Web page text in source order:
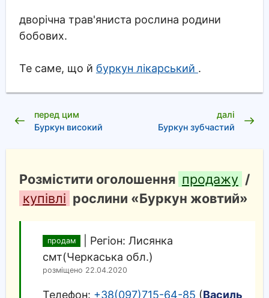
дворічна трав'яниста рослина родини
бобових.
Те саме, що й буркун лікарський .
перед цим
Буркун високий
далі
Буркун зубчастий
Розмістити оголошення продажу /
купівлі рослини «Буркун жовтий»
продам
Регіон: Лисянка
смт(Черкаська обл.)
розміщено 22.04.2020
Телефон: +38(097)715-64-85 (Василь